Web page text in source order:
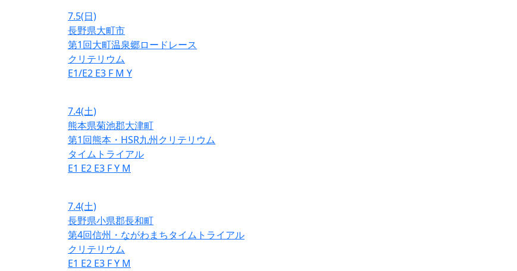
7.5(日)
長野県大町市
第1回大町温泉郷ロードレース
クリテリウム
E1/E2 E3 F M Y
7.4(土)
熊本県菊池郡大津町
第1回熊本・HSR九州クリテリウム
タイムトライアル
E1 E2 E3 FY M
7.4(土)
長野県小県郡長和町
第4回信州・ながわまちタイムトライアル
クリテリウム
E1 E2 E3 FY M